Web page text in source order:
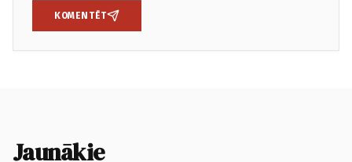
KOMENTĒT
Jaunākie